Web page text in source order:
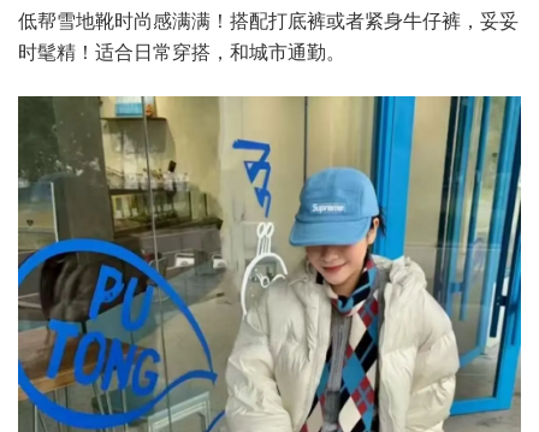
低帮雪地靴时尚感满满！搭配打底裤或者紧身牛仔裤，妥妥
时髦精！适合日常穿搭，和城市通勤。